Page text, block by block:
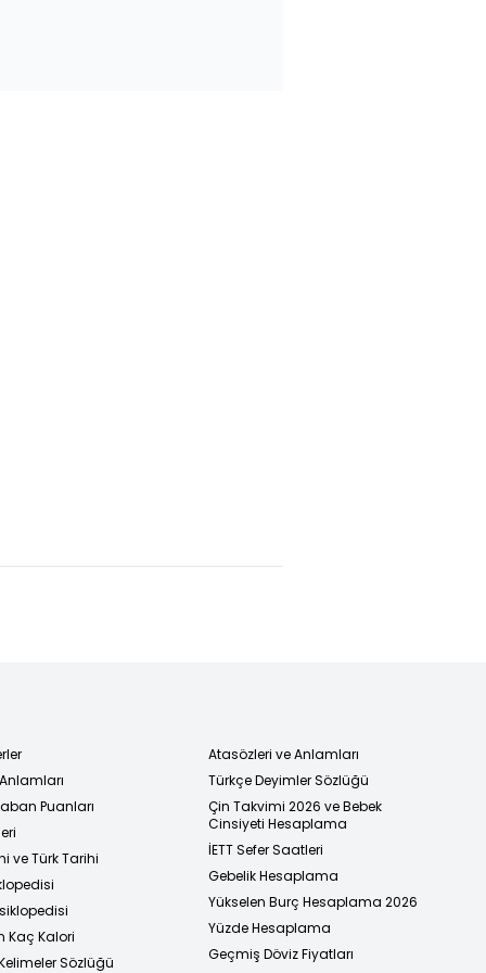
Puanları
ve Türk Tarihi
Kaç Kalori
Sözlüğü
Atasözleri ve Anlamları
Türkçe Deyimler Sözlüğü
Çin Takvimi 2026 ve Bebek
Cinsiyeti Hesaplama
İETT Sefer Saatleri
Gebelik Hesaplama
Yükselen Burç Hesaplama 2026
Yüzde Hesaplama
Geçmiş Döviz Fiyatları